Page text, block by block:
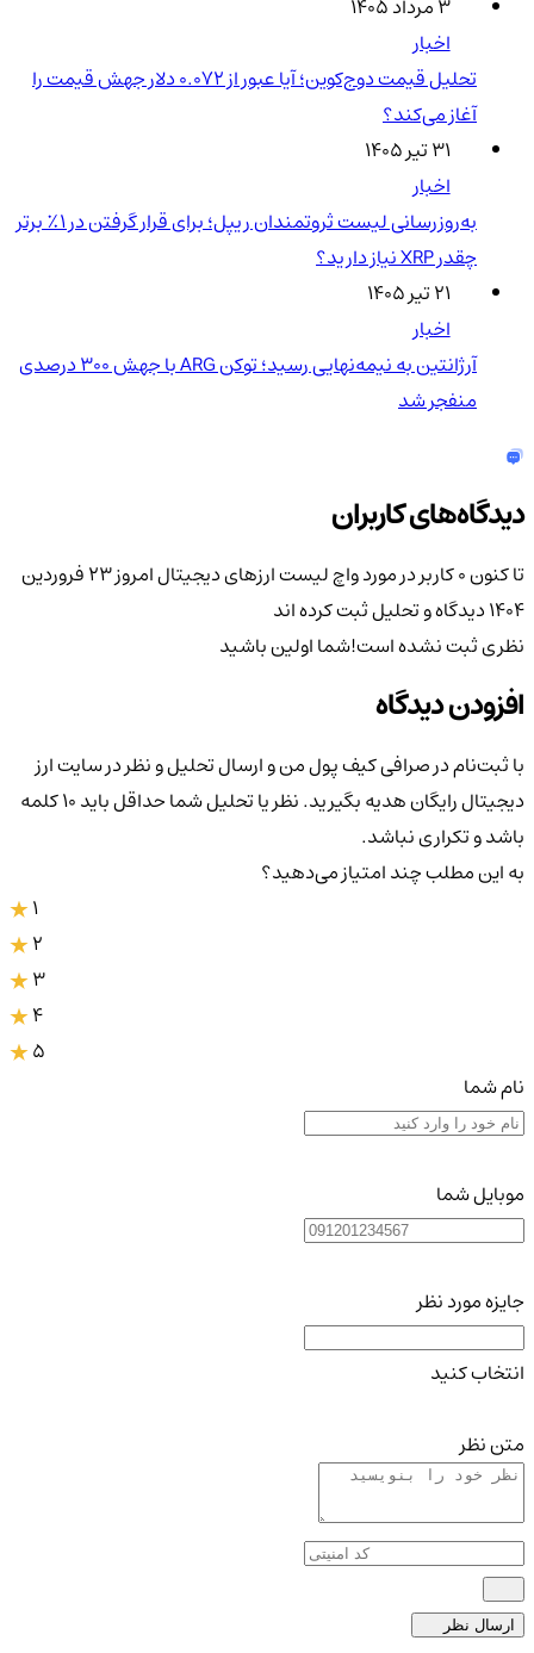
۳ مرداد ۱۴۰۵
اخبار
تحلیل قیمت دوج‌کوین؛ آیا عبور از ۰.۰۷۲ دلار جهش قیمت را
آغاز می‌کند؟
۳۱ تیر ۱۴۰۵
اخبار
به‌روزرسانی لیست ثروتمندان ریپل؛ برای قرار گرفتن در ۱٪ برتر
چقدر XRP نیاز دارید؟
۲۱ تیر ۱۴۰۵
اخبار
آرژانتین به نیمه‌نهایی رسید؛ توکن ARG با جهش ۳۰۰ درصدی
منفجر شد
دیدگاه‌های کاربران
تا کنون 0 کاربر در مورد
واچ لیست ارزهای دیجیتال امروز ۲۳ فروردین
۱۴۰۴دیدگاه و تحلیل ثبت کرده اند
نظری ثبت نشده است!شما اولین باشید
افزودن دیدگاه
با ثبت‌نام در صرافی کیف پول من و ارسال تحلیل و نظر در سایت ارز
دیجیتال رایگان هدیه بگیرید. نظر یا تحلیل شما حداقل باید ۱۰ کلمه
باشد و تکراری نباشد.
به این مطلب چند امتیاز می‌دهید؟
3
4
5
نام شما
موبایل شما
جایزه مورد نظر
انتخاب کنید
متن نظر
ارسال نظر